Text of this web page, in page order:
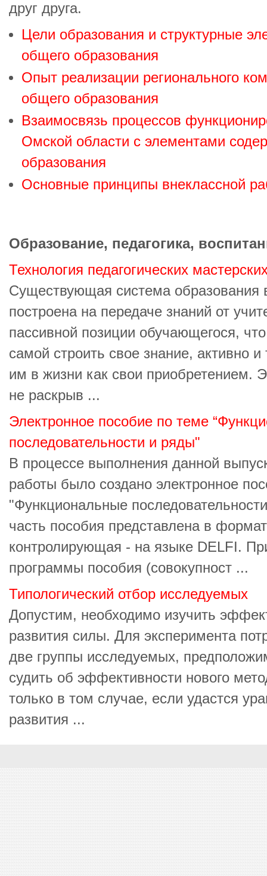
друг друга.
Цели образования и структурные
общего образования
Опыт реализации регионального
общего образования
Взаимосвязь процессов
Омской области с элементами
образования
Основные принципы внеклассной
Образование, педагогика,
Технология педагогических
Существующая система образования
построена на передаче знаний от
пассивной позиции обучающегося,
самой строить свое знание, активно и
им в жизни как свои приобретением.
не раскрыв ...
Электронное пособие по теме
последовательности и ряды"
В процессе выполнения данной
работы было создано электронное
"Функциональные
часть пособия представлена в
контролирующая - на языке DELFI.
программы пособия (совокупност ...
Типологический отбор исследуемых
Допустим, необходимо изучить
развития силы. Для эксперимента
две группы исследуемых,
судить об эффективности нового
только в том случае, если удастся
развития ...